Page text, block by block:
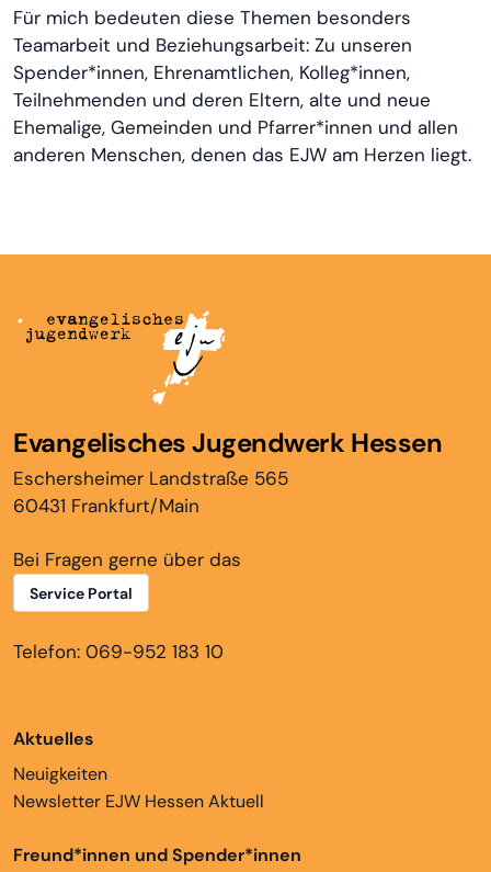
Für mich bedeuten diese Themen besonders
Teamarbeit und Beziehungsarbeit: Zu unseren
Spender*innen, Ehrenamtlichen, Kolleg*innen,
Teilnehmenden und deren Eltern, alte und neue
Ehemalige, Gemeinden und Pfarrer*innen und allen
anderen Menschen, denen das EJW am Herzen liegt.
Evangelisches Jugendwerk Hessen
Eschersheimer Landstraße 565
60431 Frankfurt/Main
Bei Fragen gerne über das
Service Portal
Telefon: 069-952 183 10
Aktuelles
Neuigkeiten
Newsletter EJW Hessen Aktuell
Freund*innen und Spender*innen